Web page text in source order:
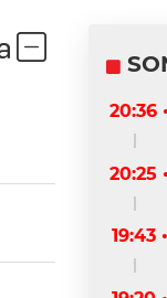
20:36 •
20:25 •
19:43 •